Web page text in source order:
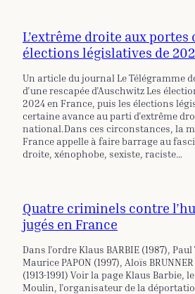
L’extrême droite aux
élections législatives de
Un article du journal Le Télégramme
d’une rescapée d’Auschwitz Les
2024 en France, puis les élections
certaine avance au parti d’extrême
national.Dans ces circonstances, la
France appelle à faire barrage au
droite, xénophobe, sexiste, raciste…
Quatre criminels contre
jugés en France
Dans l’ordre Klaus BARBIE (1987), Paul
Maurice PAPON (1997), Aloïs
(1913-1991) Voir la page Klaus Barbie,
Moulin, l’organisateur de la